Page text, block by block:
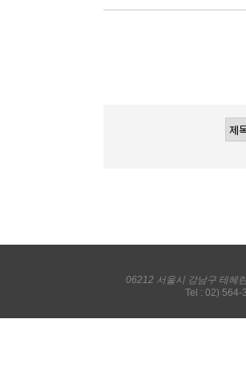
06212 서울시 강남구 테헤
Tel : 02) 564-